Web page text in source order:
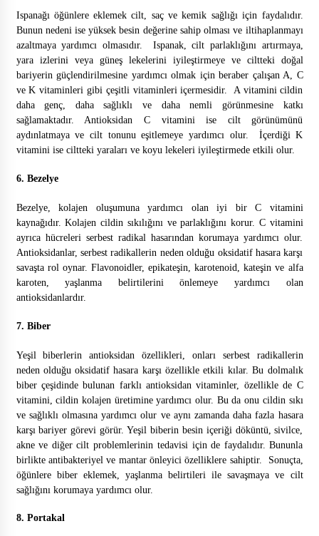
Ispanağı öğünlere eklemek cilt, saç ve kemik sağlığı için faydalıdır.
Bunun nedeni ise yüksek besin değerine sahip olması ve iltihaplanmayı
azaltmaya yardımcı olmasıdır. Ispanak, cilt parlaklığını artırmaya,
yara izlerini veya güneş lekelerini iyileştirmeye ve ciltteki doğal
bariyerin güçlendirilmesine yardımcı olmak için beraber çalışan A, C
ve K vitaminleri gibi çeşitli vitaminleri içermesidir. A vitamini cildin
daha genç, daha sağlıklı ve daha nemli görünmesine katkı
sağlamaktadır. Antioksidan C vitamini ise cilt görünümünü
aydınlatmaya ve cilt tonunu eşitlemeye yardımcı olur. İçerdiği K
vitamini ise ciltteki yaraları ve koyu lekeleri iyileştirmede etkili olur.
6. Bezelye
Bezelye, kolajen oluşumuna yardımcı olan iyi bir C vitamini
kaynağıdır. Kolajen cildin sıkılığını ve parlaklığını korur. C vitamini
ayrıca hücreleri serbest radikal hasarından korumaya yardımcı olur.
Antioksidanlar, serbest radikallerin neden olduğu oksidatif hasara karşı
savaşta rol oynar. Flavonoidler, epikateşin, karotenoid, kateşin ve alfa
karoten, yaşlanma belirtilerini önlemeye yardımcı olan
antioksidanlardır.
7. Biber
Yeşil biberlerin antioksidan özellikleri, onları serbest radikallerin
neden olduğu oksidatif hasara karşı özellikle etkili kılar. Bu dolmalık
biber çeşidinde bulunan farklı antioksidan vitaminler, özellikle de C
vitamini, cildin kolajen üretimine yardımcı olur. Bu da onu cildin sıkı
ve sağlıklı olmasına yardımcı olur ve aynı zamanda daha fazla hasara
karşı bariyer görevi görür. Yeşil biberin besin içeriği döküntü, sivilce,
akne ve diğer cilt problemlerinin tedavisi için de faydalıdır. Bununla
birlikte antibakteriyel ve mantar önleyici özelliklere sahiptir. Sonuçta,
öğünlere biber eklemek, yaşlanma belirtileri ile savaşmaya ve cilt
sağlığını korumaya yardımcı olur.
8. Portakal